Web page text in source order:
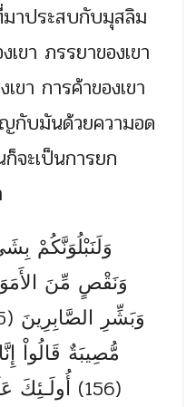
มาประสบกับมุสลิม
เขา ภรรยาของเขา
ขา การค้าของเขา
กับมันด้วยความอด
จะเป็นการยก
وَلَنَبْلُوَنَّكُمْ
وَنَقْصٍ مِّنَ
مُّصِيبَةٌ قَالُواْ
(156)